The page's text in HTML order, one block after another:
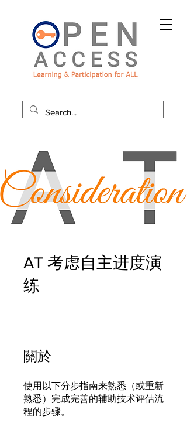
AT 考虑自主进度演
练
關於
使用以下分步指南来熟悉（或重新
熟悉）完成完善的辅助技术评估流
程的步骤。